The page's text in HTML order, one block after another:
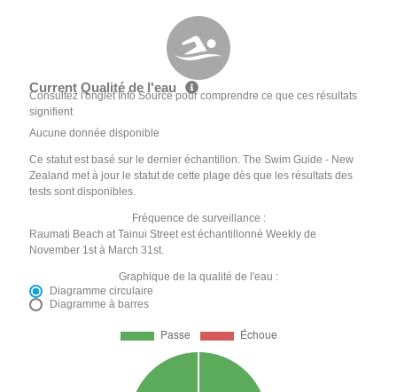
Current Qualité de l'eau
Consultez l'onglet Info Source pour comprendre ce que ces résultats
signifient
Aucune donnée disponible
Ce statut est basé sur le dernier échantillon. The Swim Guide - New
Zealand met à jour le statut de cette plage dès que les résultats des
tests sont disponibles.
Fréquence de surveillance :
Raumati Beach at Tainui Street est échantillonné Weekly de
November 1st à March 31st.
Graphique de la qualité de l'eau :
Diagramme circulaire
Diagramme à barres